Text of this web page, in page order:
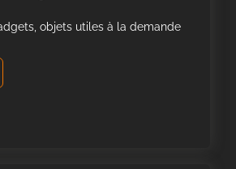
objets utiles à la demande